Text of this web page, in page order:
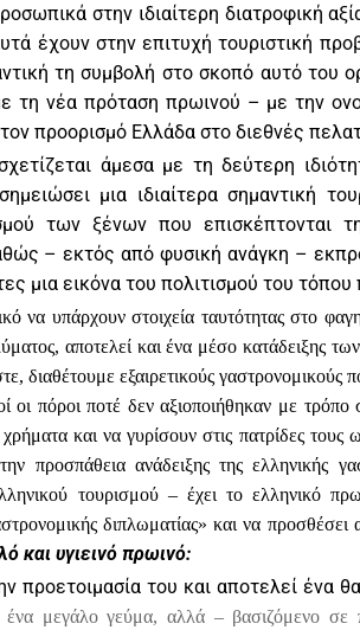
στην ιδιαίτερη διατροφική
έχουν στην επιτυχή τουριστική
τη συμβολή στο σκοπό αυτό του
τη νέα πρόταση πρωινού – με την
προορισμό Ελλάδα στο διεθνές
άμεσα με τη δεύτερη
μια ιδιαίτερα σημαντική
των ξένων που
– εκτός από φυσική ανάγκη –
μια εικόνα του πολιτισμού του τόπου
να υπάρχουν στοιχεία ταυτότητας στο
αποτελεί και ένα μέσο κατάδειξης
διαθέτουμε εξαιρετικούς γαστρονομικούς
οι πόροι ποτέ δεν αξιοποιήθηκαν με
και να γυρίσουν στις πατρίδες τους
προσπάθεια ανάδειξης της ελληνικής
τουρισμού – έχει το ελληνικό
διπλωματίας» και να προσθέσει
και υγιεινό πρωινό:
προετοιμασία του και αποτελεί ένα
μεγάλο γεύμα, αλλά – βασιζόμενο σε